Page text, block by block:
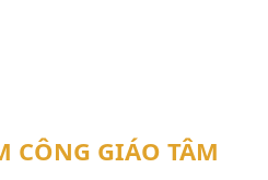
CÔNG GIÁO TÂM